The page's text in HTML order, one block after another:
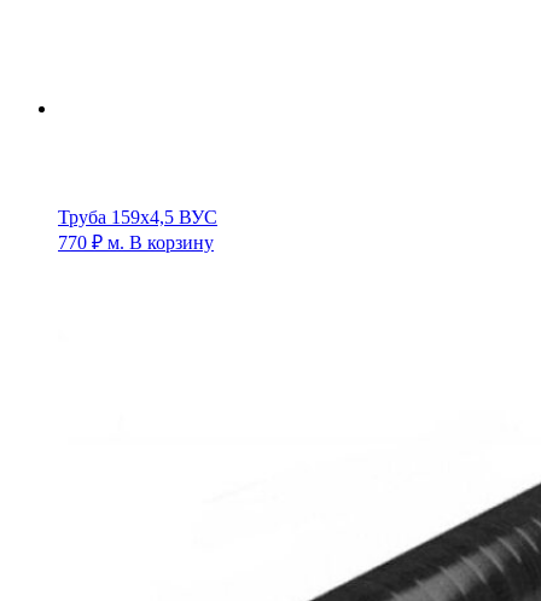
Труба 159х4,5 ВУС
770 ₽ м. В корзину